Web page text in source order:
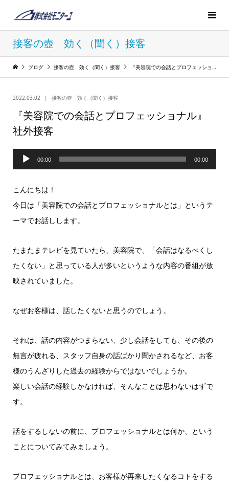
接客の壺 効く（聞く）接客
ブログ 接客の壺 効く（聞く）接客 『美容院での会話とプロフェッショナル』社外接客
2022.03.02 接客の壺 効く（聞く）接客
『美容院での会話とプロフェッショナル』
社外接客
声
プ
レ
ー
00:00 00:00
こんにちは！
今日は「美容院での会話とプロフェッショナルとは」というテ
ーマでお話しします。
たまたまテレビを見ていたら、美容院で、「会話はなるべくし
たくない」と思っている人が多いというような内容の番組が放
映されていました。
なぜお客様は、話したくないと思うのでしょう。
それは、話の内容がつまらない、少し会話をしても、その後の
無言が疲れる、スタッフ自身の話ばかり聞かされるなど、お客
様のうんざりした過去の経験からではないでしょうか。
楽しい会話の経験しかなければ、そんなことは思わないはずで
す。
話をするしないの前に、プロフェッショナルとは何か、という
ことについてみてみましょう。
プロフェッショナルとは、お客様が再来したくなるコトをする